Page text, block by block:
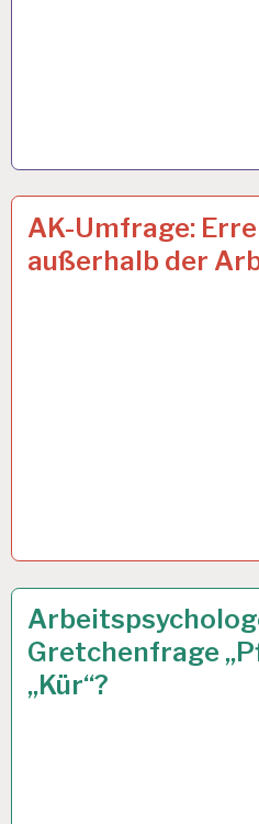
12-
STUNDEN-
ARBEITSTAG…
AK-Umfrage:
außerhalb der
10 APR. 2018
ARBEITSANALYSE…
Gretchenfrage
„Kür“?
10 JAN. 2013